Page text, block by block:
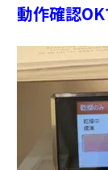
動作確認OK